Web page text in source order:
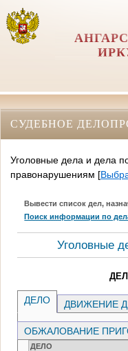
СУДЕБНОЕ
Уголовные дела и дела
правонарушениям [
Вывести список дел,
Поиск информации по
Уголовные
ДЕЛО ДВИЖЕНИЕ
ОБЖАЛОВАНИЕ
ДЕЛО